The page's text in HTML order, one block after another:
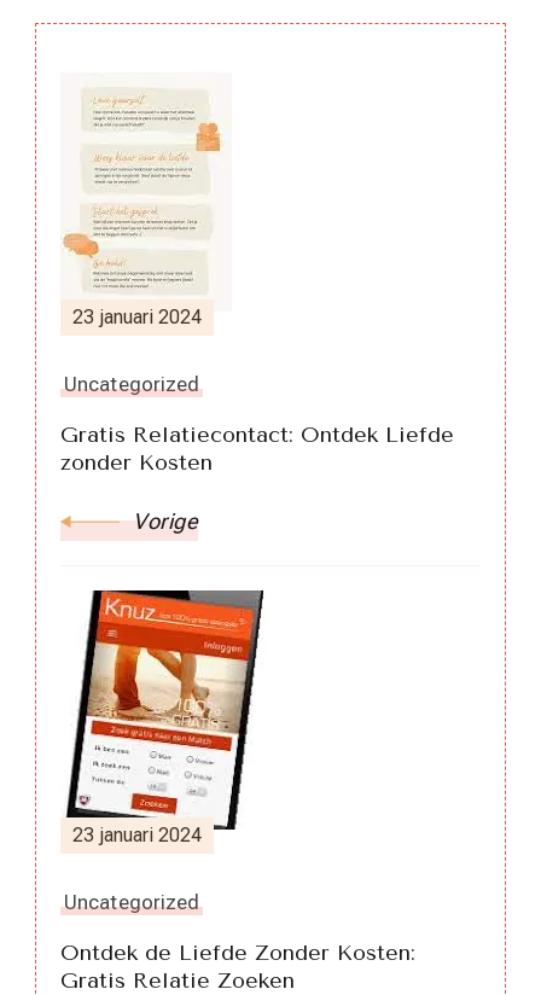
Berichtnavigatie
23 januari 2024
Uncategorized
Gratis Relatiecontact: Ontdek Liefde
zonder Kosten
Vorige
23 januari 2024
Uncategorized
Ontdek de Liefde Zonder Kosten:
Gratis Relatie Zoeken